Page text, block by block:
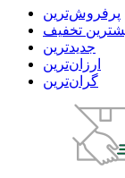
تخفیف
جدیدترین
ارزان‌ترین
گران‌ترین